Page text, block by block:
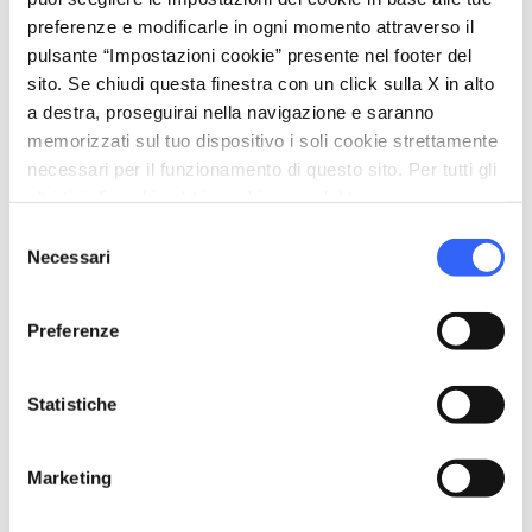
preferenze e modificarle in ogni momento attraverso il
pulsante “Impostazioni cookie” presente nel footer del
sito. Se chiudi questa finestra con un click sulla X in alto
a destra, proseguirai nella navigazione e saranno
memorizzati sul tuo dispositivo i soli cookie strettamente
necessari per il funzionamento di questo sito. Per tutti gli
delNecessari
Preferenze
Statistiche
Marketing
directions Indicazioni
home
Italia
https://www.comune.livorno.it/it/point-
of-interest/museo-della-citta-di-livorno